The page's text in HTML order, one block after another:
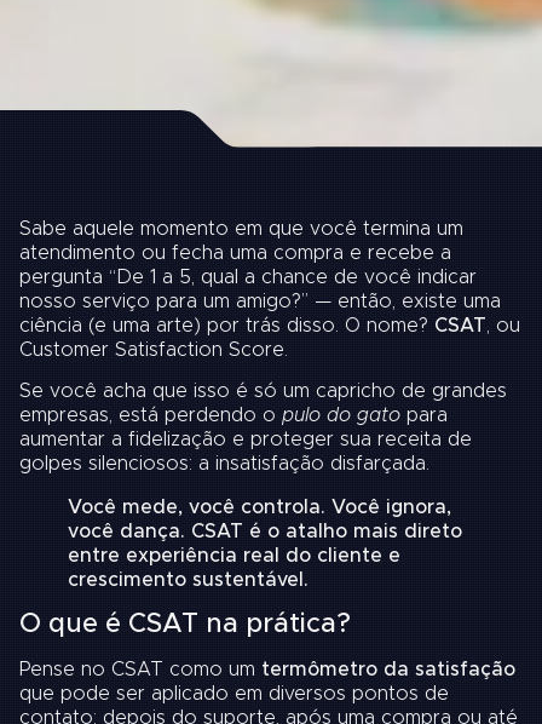
Sabe aquele momento em que você termina um
atendimento ou fecha uma compra e recebe a
pergunta “De 1 a 5, qual a chance de você indicar
nosso serviço para um amigo?” — então, existe uma
ciência (e uma arte) por trás disso. O nome? CSAT , ou
Customer Satisfaction Score.
Se você acha que isso é só um capricho de grandes
empresas, está perdendo o pulo do gato para
aumentar a fidelização e proteger sua receita de
golpes silenciosos: a insatisfação disfarçada.
Você mede, você controla. Você ignora,
você dança. CSAT é o atalho mais direto
entre experiência real do cliente e
crescimento sustentável.
O que é CSAT na prática?
Pense no CSAT como um termômetro da satisfação
que pode ser aplicado em diversos pontos de
contato: depois do suporte, após uma compra ou até